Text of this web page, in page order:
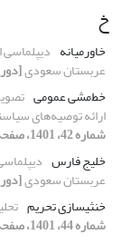
خ
خاورمیانه دیپلماسی
عربستان سعودی[دوره 12، شماره 44،
خط‌مشی عمومی
ارائه توصیه‌های
شماره 42، 1401، صفحه 2-28]
خلیج فارس
عربستان سعودی[دوره 12، شماره 44،
خنثی‏سازی تحریم
شماره 44، 1401، صفحه 10-38]